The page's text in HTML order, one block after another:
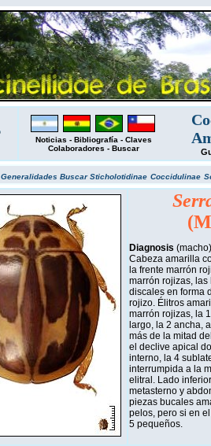
Noticias - Bibliografía - Claves
Colaboradores - Buscar
Generalidades BuscarSticholotidinae Coccidulinae
Diagnosis
Cabeza amarilla
la frente marrón
marrón rojizas,
discales en forma
rojizo. Élitros
marrón rojizas, la
largo, la 2 ancha,
más de la mitad
el declive apical
interno, la 4
interrumpida a la
elitral. Lado
metasterno y
piezas bucales
pelos, pero si en
5 pequeños.